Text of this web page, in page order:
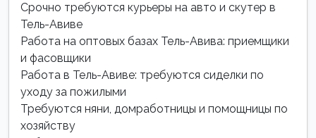
Срочно требуются курьеры на авто и скутер в
Тель-Авиве
Работа на оптовых базах Тель-Авива: приемщики
и фасовщики
Работа в Тель-Авиве: требуются сиделки по
уходу за пожилыми
Требуются няни, домработницы и помощницы по
хозяйству